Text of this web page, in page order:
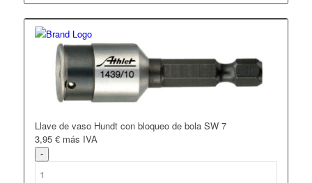
Llave de vaso Hundt con bloqueo de bola SW 7
3,95 € más IVA